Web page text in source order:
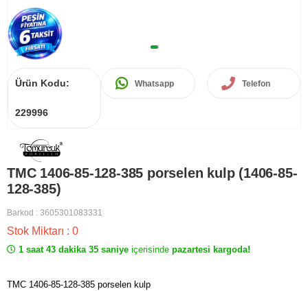
Ürün Kodu:
229996
Whatsapp Telefon
TMC 1406-85-128-385 porselen kulp (1406-85-
128-385)
Barkod : 3605301083331
Stok Miktarı : 0
1 saat 43 dakika 35 saniye içerisinde pazartesi kargoda!
TMC 1406-85-128-385 porselen kulp